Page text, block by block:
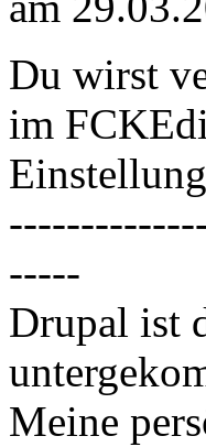
Du wirst
im
-----
Drupal ist
Meine